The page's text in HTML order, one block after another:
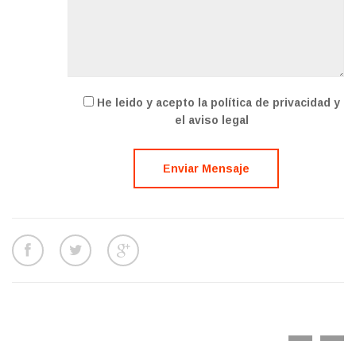
He leido y acepto la política de privacidad y
el aviso legal